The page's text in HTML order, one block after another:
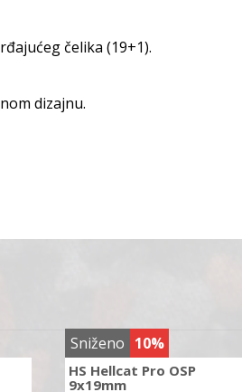
čelika (19+1).
dizajnu.
Sniženo 10%
HS Hellcat Pro OSP
9x19mm